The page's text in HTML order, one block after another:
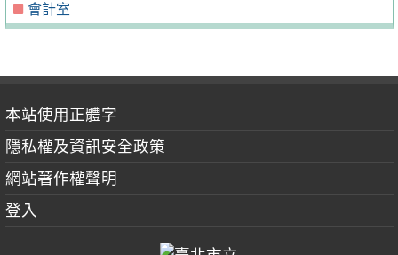
會計室
本站使用正體字
隱私權及資訊安全政策
網站著作權聲明
登入